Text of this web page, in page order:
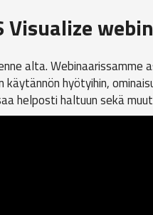
Visualize
alta. Webinaarissamme
käytännön hyötyihin,
helposti haltuun sekä